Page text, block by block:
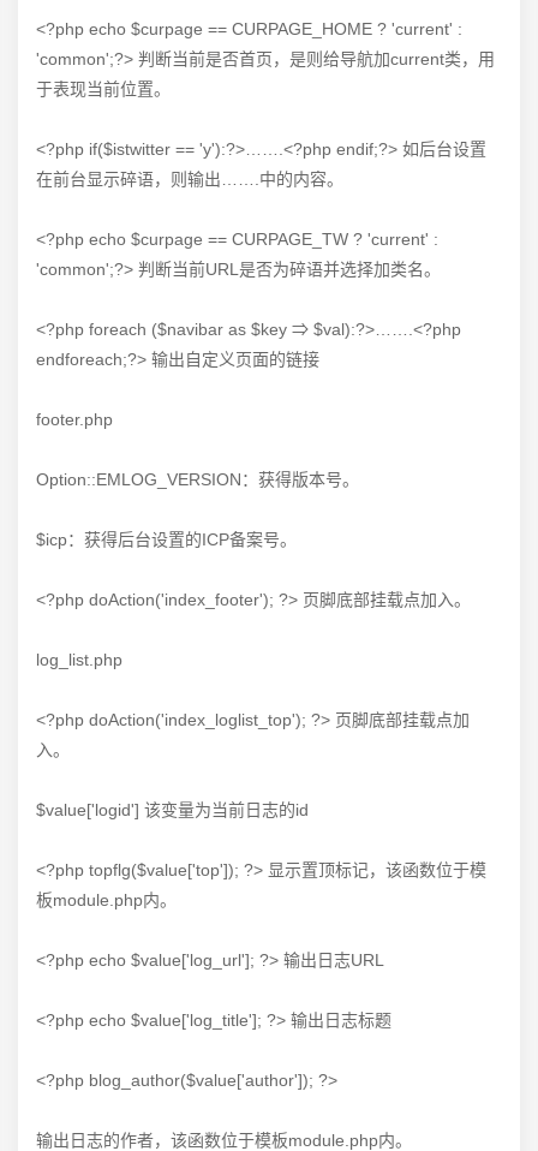
<?php echo $curpage == CURPAGE_HOME ? 'current' :
'common';?> 判断当前是否首页，是则给导航加current类，用
于表现当前位置。
<?php if($istwitter == 'y'):?>…….<?php endif;?> 如后台设置
在前台显示碎语，则输出…….中的内容。
<?php echo $curpage == CURPAGE_TW ? 'current' :
'common';?> 判断当前URL是否为碎语并选择加类名。
<?php foreach ($navibar as $key ⇒ $val):?>…….<?php
endforeach;?> 输出自定义页面的链接
footer.php
Option::EMLOG_VERSION：获得版本号。
$icp：获得后台设置的ICP备案号。
<?php doAction('index_footer'); ?> 页脚底部挂载点加入。
log_list.php
<?php doAction('index_loglist_top'); ?> 页脚底部挂载点加
入。
$value['logid'] 该变量为当前日志的id
<?php topflg($value['top']); ?> 显示置顶标记，该函数位于模
板module.php内。
<?php echo $value['log_url']; ?> 输出日志URL
<?php echo $value['log_title']; ?> 输出日志标题
<?php blog_author($value['author']); ?>
输出日志的作者，该函数位于模板module.php内。